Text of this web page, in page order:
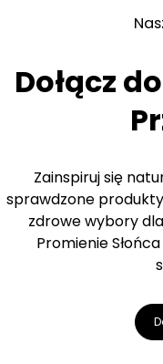
Dołącz
Zainspiruj się
sprawdzone
zdrowe wybory
Promienie